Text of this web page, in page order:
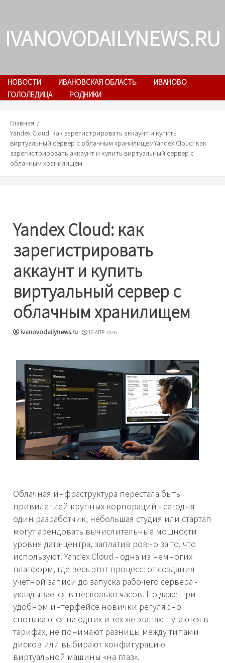
content
IVANOVODAILYNEWS.RU
НОВОСТИ ИВАНОВСКАЯ ОБЛАСТЬ
ИВАНОВО
ГОЛОЛЕДИЦА
РОДНИКИ
Главная
Yandex Cloud: как зарегистрировать аккаунт и купить
виртуальный сервер с облачным хранилищемYandex Cloud: как
зарегистрировать аккаунт и купить виртуальный сервер с
облачным хранилищем
Yandex Cloud: как
зарегистрировать
аккаунт и купить
виртуальный сервер с
облачным хранилищем
ivanovodailynews.ru 16 АПР 2026
Облачная инфраструктура перестала быть
привилегией крупных корпораций - сегодня
один разработчик, небольшая студия или стартап
могут арендовать вычислительные мощности
уровня дата-центра, заплатив ровно за то, что
используют. Yandex Cloud - одна из немногих
платформ, где весь этот процесс: от создания
учётной записи до запуска рабочего сервера -
укладывается в несколько часов. Но даже при
удобном интерфейсе новички регулярно
спотыкаются на одних и тех же этапах: путаются в
тарифах, не понимают разницы между типами
дисков или выбирают конфигурацию
виртуальной машины «на глаз».